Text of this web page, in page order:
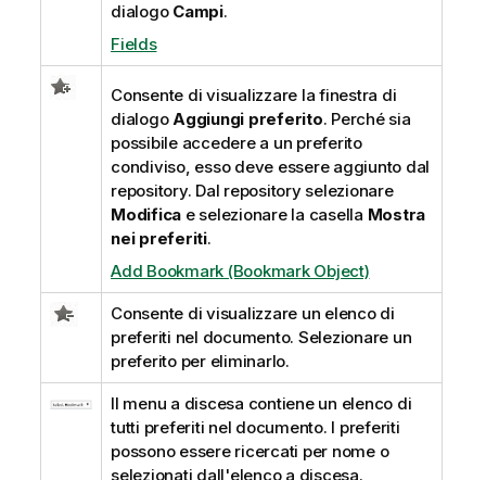
dialogo Campi.
Fields
Consente di visualizzare la finestra di
dialogoAggiungi preferito. Perché sia
possibile accedere a un preferito
condiviso, esso deve essere aggiunto dal
repository. Dal repository selezionare
Modifica e selezionare la casella Mostra
nei preferiti.
Add Bookmark (Bookmark Object)
Consente di visualizzare un elenco di
preferiti nel documento. Selezionare un
preferito per eliminarlo.
Il menu a discesa contiene un elenco di
tutti preferiti nel documento. I preferiti
possono essere ricercati per nome o
selezionati dall'elenco a discesa.